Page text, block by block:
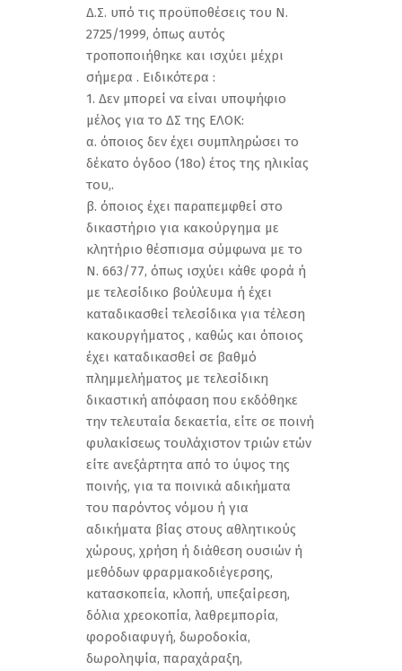
Δ.Σ. υπό τις προϋποθέσεις του Ν.
2725/1999, όπως αυτός
τροποποιήθηκε και ισχύει μέχρι
σήμερα . Ειδικότερα :
1. Δεν μπορεί να είναι υποψήφιο
μέλος για το ΔΣ της ΕΛΟΚ:
α. όποιος δεν έχει συμπληρώσει το
δέκατο όγδοο (18ο) έτος της ηλικίας
του,.
β. όποιος έχει παραπεμφθεί στο
δικαστήριο για κακούργημα με
κλητήριο θέσπισμα σύμφωνα με το
Ν. 663/77, όπως ισχύει κάθε φορά ή
με τελεσίδικο βούλευμα ή έχει
καταδικασθεί τελεσίδικα για τέλεση
κακουργήματος , καθώς και όποιος
έχει καταδικασθεί σε βαθμό
πλημμελήματος με τελεσίδικη
δικαστική απόφαση που εκδόθηκε
την τελευταία δεκαετία, είτε σε ποινή
φυλακίσεως τουλάχιστον τριών ετών
είτε ανεξάρτητα από το ύψος της
ποινής, για τα ποινικά αδικήματα
του παρόντος νόμου ή για
αδικήματα βίας στους αθλητικούς
χώρους, χρήση ή διάθεση ουσιών ή
μεθόδων φραρμακοδιέγερσης,
κατασκοπεία, κλοπή, υπεξαίρεση,
δόλια χρεοκοπία, λαθρεμπορία,
φοροδιαφυγή, δωροδοκία,
δωροληψία, παραχάραξη,